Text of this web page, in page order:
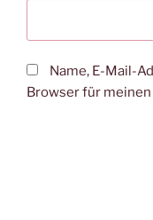
Name, E-Mail-
Browser für